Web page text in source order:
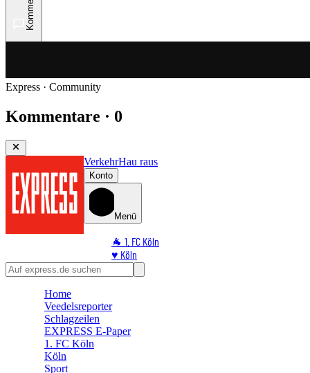
Express · Community
Kommentare · 0
VerkehrHau raus
Konto
Menü
🐐 1. FC Köln
♥️ Köln
⭐ Promi
🛒 Shoppingwelt
Home
Veedelsreporter
Schlagzeilen
EXPRESS E-Paper
1. FC Köln
Köln
Sport